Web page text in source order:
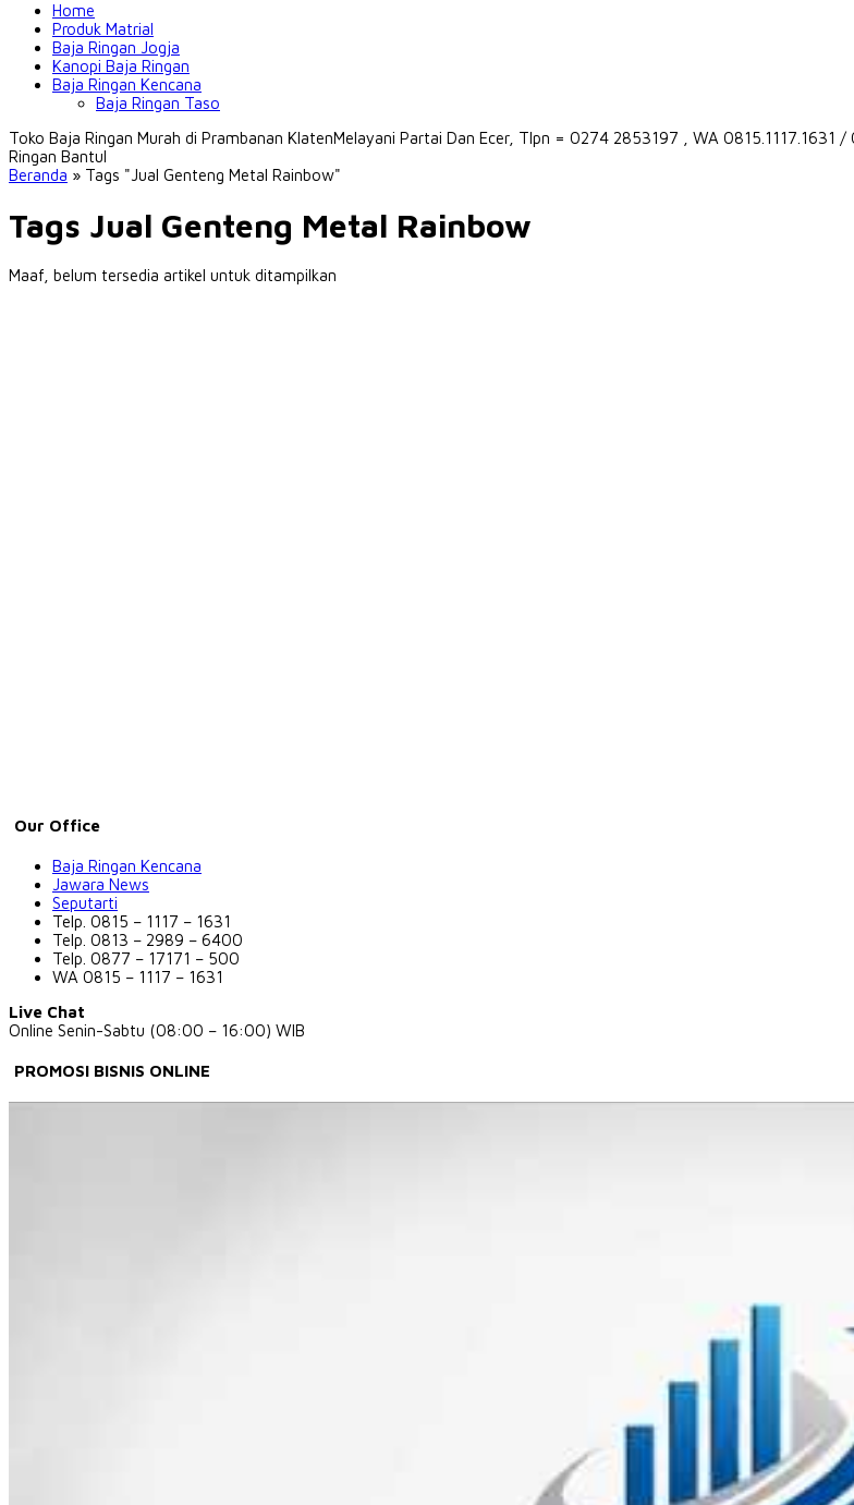
Home
Produk Matrial
Baja Ringan Jogja
Kanopi Baja Ringan
Baja Ringan Kencana
Baja Ringan Taso
Toko Baja Ringan Murah di Prambanan KlatenMelayani Partai Dan Ecer, Tlpn = 0274 2853197 , WA 0815.1117.1631
Ringan Bantul
Beranda » Tags "Jual Genteng Metal Rainbow"
Tags Jual Genteng Metal Rainbow
Maaf, belum tersedia artikel untuk ditampilkan
Our Office
Baja Ringan Kencana
Jawara News
Seputarti
Telp. 0815 – 1117 – 1631
Telp. 0813 – 2989 – 6400
Telp. 0877 – 17171 – 500
WA 0815 – 1117 – 1631
Live Chat
Online Senin-Sabtu (08:00 – 16:00) WIB
PROMOSI BISNIS ONLINE